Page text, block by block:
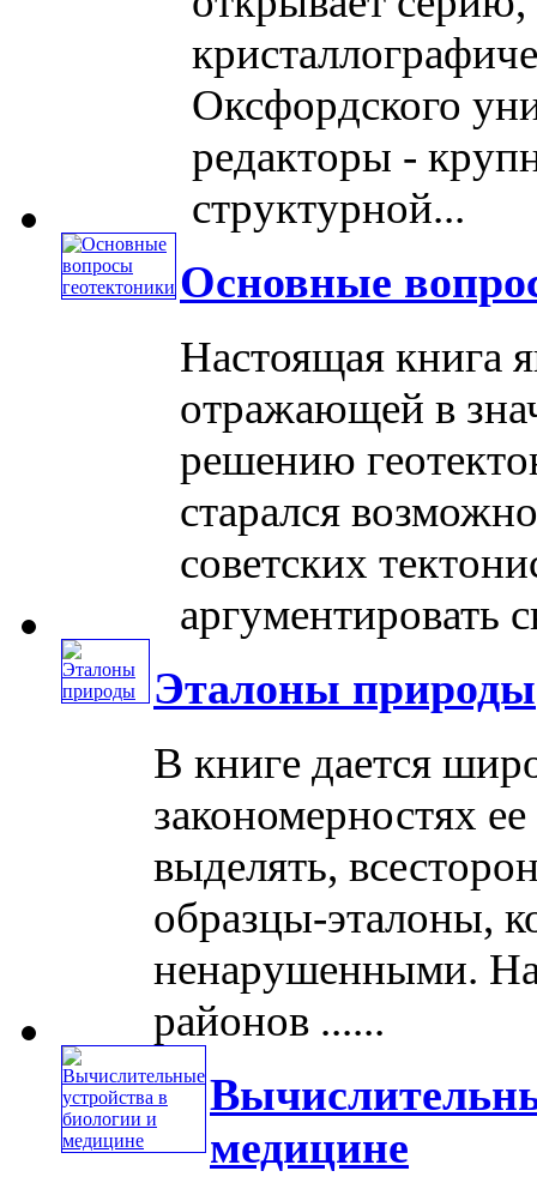
Оксфордского
редакторы -
структурной...
Основные
Настоящая книга
отражающей в
решению
старался
советских
аргументировать
Эталоны природы
В книге дается
закономерностях
выделять,
образцы-эталоны,
ненарушенными.
районов ......
медицине